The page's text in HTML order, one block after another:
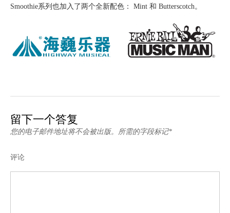
Smoothie系列也加入了两个全新配色：
Mint 和 Butterscotch。
留下一个答复
您的电子邮件地址将不会被出版。所需的字段标记*
评论